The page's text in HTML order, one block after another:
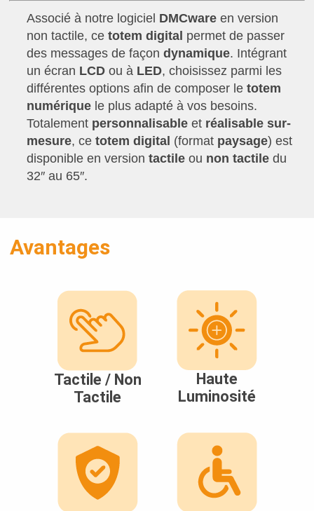
Associé à notre logiciel DMCware en version
non tactile, cetotem digital permet de passer
des messages de façondynamique. Intégrant
un écran LCD ou à LED, choisissez parmi les
différentes options afin de composer letotem
numérique le plus adapté à vos besoins.
Totalement personnalisable et réalisable sur-
mesure, cetotem digital (format paysage) est
disponible en versiontactile ou non tactiledu
32″ au 65″.
Avantages
Tactile / Non
Tactile
Haute
Luminosité